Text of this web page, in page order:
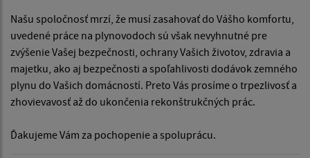
Našu spoločnosť mrzí, že musí zasahovať do Vášho komfortu,
uvedené práce na plynovodoch sú však nevyhnutné pre
zvýšenie Vašej bezpečnosti, ochrany Vašich životov, zdravia a
majetku, ako aj bezpečnosti a spoľahlivosti dodávok zemného
plynu do Vašich domácností. Preto Vás prosíme o trpezlivosť a
zhovievavosť až do ukončenia rekonštrukčných prác.
Ďakujeme Vám za pochopenie a spoluprácu.